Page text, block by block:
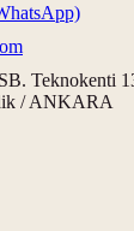
Teknokenti
/ ANKARA